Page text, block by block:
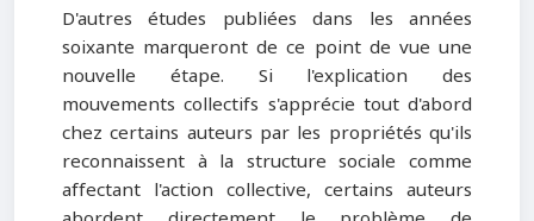
D'autres études publiées dans les années
soixante marqueront de ce point de vue une
nouvelle étape. Si l'explication des
mouvements collectifs s'apprécie tout d'abord
chez certains auteurs par les propriétés qu'ils
reconnaissent à la structure sociale comme
affectant l'action collective, certains auteurs